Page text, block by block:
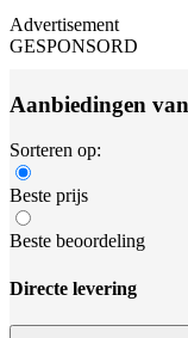
Advertisement
GESPONSORD
Aanbiedingen
Sorteren op:
Beste prijs
Beste beoordeling
Directe levering